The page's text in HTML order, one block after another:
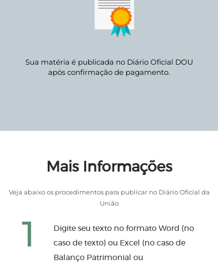
Sua matéria é publicada no Diário Oficial DOU
após confirmação de pagamento.
Mais Informações
Veja abaixo os procedimentos para publicar no Diário Oficial da
União
1
Digite seu texto no formato Word (no
caso de texto) ou Excel (no caso de
Balanço Patrimonial ou